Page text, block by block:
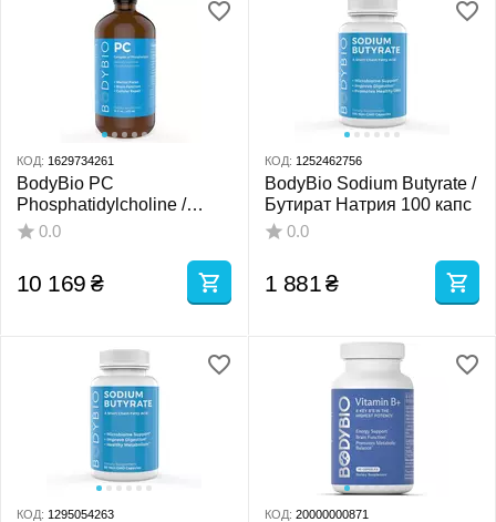
КОД: 1629734261
BodyBio PC
Phosphatidylcholine /
Фосфатидилхолин
0.0
10 169 ₴
КОД: 1252462756
BodyBio Sodium Butyrate /
Бутират Натрия 100 капс
0.0
1 881₴
КОД: 1295054263 КОД: 20000000871